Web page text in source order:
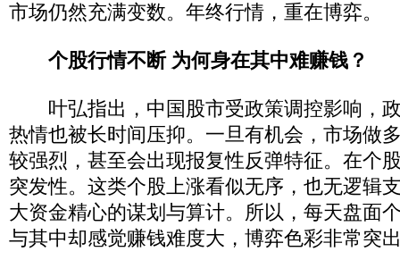
市场仍然充满变数。年终行情，重在博弈。
个股行情不断 为何身在其中难赚钱？
叶弘指出，中国股市受政策调控影响，
热情也被长时间压抑。一旦有机会，市场做
较强烈，甚至会出现报复性反弹特征。在个
突发性。这类个股上涨看似无序，也无逻辑
大资金精心的谋划与算计。所以，每天盘面
与其中却感觉赚钱难度大，博弈色彩非常突